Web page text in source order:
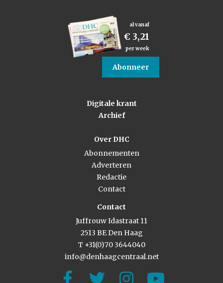
al vanaf
€ 3,21
per week
Abonneer
Digitale krant
Archief
Over DHC
Abonnementen
Adverteren
Redactie
Contact
Contact
Juffrouw Idastraat 11
2513 BE Den Haag
T +31(0)70 3644040
info@denhaagcentraal.net